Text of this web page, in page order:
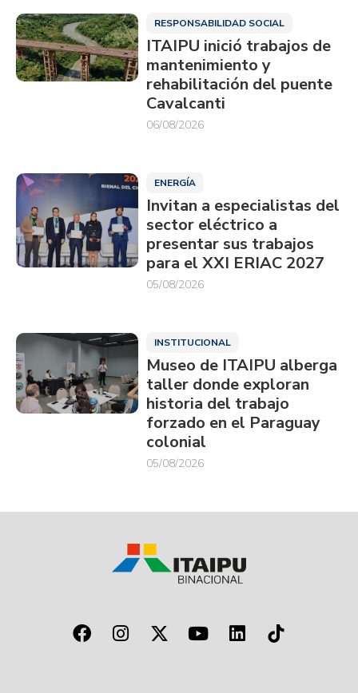
RESPONSABILIDAD SOCIAL
ITAIPU inició trabajos de
mantenimiento y
rehabilitación del puente
Cavalcanti
06/08/2026
ENERGÍA
Invitan a especialistas del
sector eléctrico a
presentar sus trabajos
para el XXI ERIAC 2027
05/08/2026
INSTITUCIONAL
Museo de ITAIPU alberga
taller donde exploran
historia del trabajo
forzado en el Paraguay
colonial
05/08/2026